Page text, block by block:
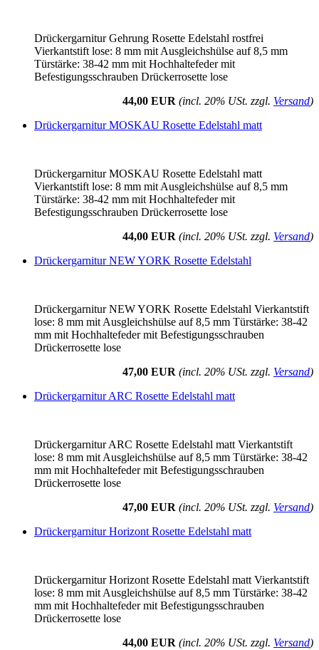
Drückergarnitur Gehrung Rosette Edelstahl rostfrei
Vierkantstift lose: 8 mm mit Ausgleichshülse auf 8,5 mm
Türstärke: 38-42 mm mit Hochhaltefeder mit
Befestigungsschrauben Drückerrosette lose
44,00 EUR (incl. 20% USt. zzgl. Versand)
Drückergarnitur MOSKAU Rosette Edelstahl matt
Drückergarnitur MOSKAU Rosette Edelstahl matt
Vierkantstift lose: 8 mm mit Ausgleichshülse auf 8,5 mm
Türstärke: 38-42 mm mit Hochhaltefeder mit
Befestigungsschrauben Drückerrosette lose
44,00 EUR (incl. 20% USt. zzgl. Versand)
Drückergarnitur NEW YORK Rosette Edelstahl
Drückergarnitur NEW YORK Rosette Edelstahl Vierkantstift
lose: 8 mm mit Ausgleichshülse auf 8,5 mm Türstärke: 38-42
mm mit Hochhaltefeder mit Befestigungsschrauben
Drückerrosette lose
47,00 EUR (incl. 20% USt. zzgl. Versand)
Drückergarnitur ARC Rosette Edelstahl matt
Drückergarnitur ARC Rosette Edelstahl matt Vierkantstift
lose: 8 mm mit Ausgleichshülse auf 8,5 mm Türstärke: 38-42
mm mit Hochhaltefeder mit Befestigungsschrauben
Drückerrosette lose
47,00 EUR (incl. 20% USt. zzgl. Versand)
Drückergarnitur Horizont Rosette Edelstahl matt
Drückergarnitur Horizont Rosette Edelstahl matt Vierkantstift
lose: 8 mm mit Ausgleichshülse auf 8,5 mm Türstärke: 38-42
mm mit Hochhaltefeder mit Befestigungsschrauben
Drückerrosette lose
44,00 EUR (incl. 20% USt. zzgl. Versand)